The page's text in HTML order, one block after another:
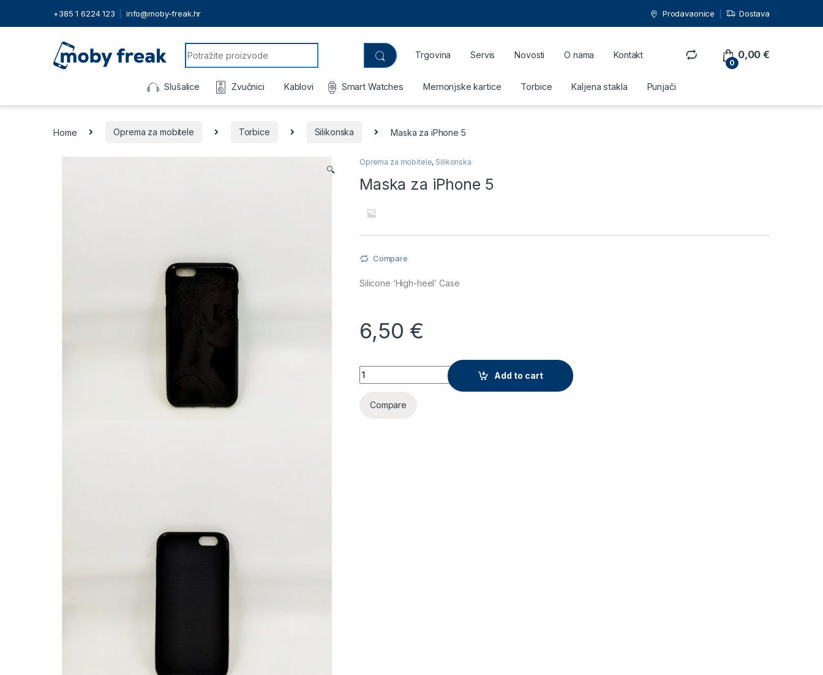
+385 1 6224 123 info@moby-freak.hr Prodavaonice Dostava
Search for:
Trgovina Servis Novosti O nama Kontakt
0
0,00€
Slušalice Zvučnici Kablovi Smart Watches Memorijske kartice Torbice Kaljena stakla Punjači
Home Oprema za mobitele Torbice Silikonska Maska za iPhone 5
🔍
Oprema za mobitele, Silikonska
Maska za iPhone 5
Compare
Silicone ‘High-heel’ Case
6,50 €
Maska za iPhone 5 quantity
Add to cart
Compare